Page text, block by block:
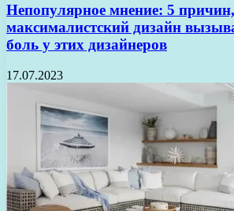
Непопулярное мнение: 5
максималистский дизайн
боль у этих дизайнеров
17.07.2023